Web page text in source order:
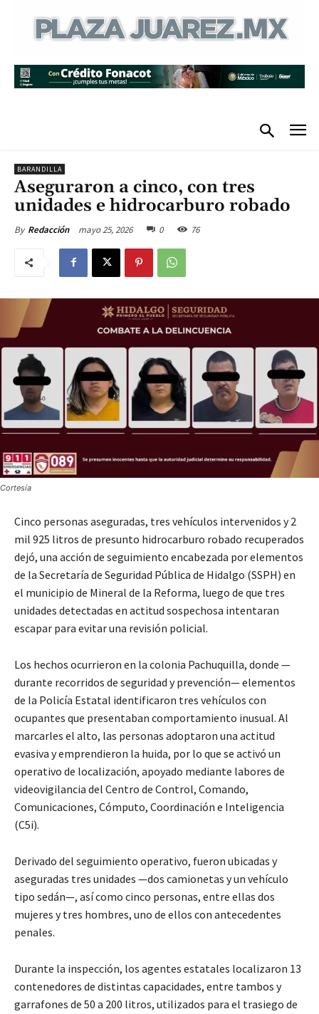
BARANDILLA
Aseguraron a cinco, con tres
unidades e hidrocarburo robado
By Redacción mayo 25, 2026 0 76
Cortesía
Cinco personas aseguradas, tres vehículos intervenidos y 2
mil 925 litros de presunto hidrocarburo robado recuperados
dejó, una acción de seguimiento encabezada por elementos
de la Secretaría de Seguridad Pública de Hidalgo (SSPH) en
el municipio de Mineral de la Reforma, luego de que tres
unidades detectadas en actitud sospechosa intentaran
escapar para evitar una revisión policial.
Los hechos ocurrieron en la colonia Pachuquilla, donde —
durante recorridos de seguridad y prevención— elementos
de la Policía Estatal identificaron tres vehículos con
ocupantes que presentaban comportamiento inusual. Al
marcarles el alto, las personas adoptaron una actitud
evasiva y emprendieron la huida, por lo que se activó un
operativo de localización, apoyado mediante labores de
videovigilancia del Centro de Control, Comando,
Comunicaciones, Cómputo, Coordinación e Inteligencia
(C5i).
Derivado del seguimiento operativo, fueron ubicadas y
aseguradas tres unidades —dos camionetas y un vehículo
tipo sedán—, así como cinco personas, entre ellas dos
mujeres y tres hombres, uno de ellos con antecedentes
penales.
Durante la inspección, los agentes estatales localizaron 13
contenedores de distintas capacidades, entre tambos y
garrafones de 50 a 200 litros, utilizados para el trasiego de